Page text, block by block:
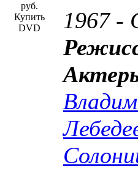
руб.
Купить
DVD
1967 -